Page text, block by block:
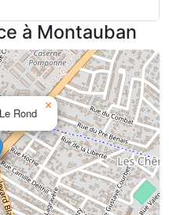
à Montauban
Rond
×